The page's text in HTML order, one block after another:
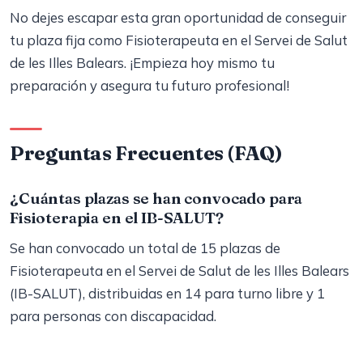
No dejes escapar esta gran oportunidad de conseguir
tu plaza fija como Fisioterapeuta en el Servei de Salut
de les Illes Balears. ¡Empieza hoy mismo tu
preparación y asegura tu futuro profesional!
Preguntas Frecuentes (FAQ)
¿Cuántas plazas se han convocado para
Fisioterapia en el IB-SALUT?
Se han convocado un total de 15 plazas de
Fisioterapeuta en el Servei de Salut de les Illes Balears
(IB-SALUT), distribuidas en 14 para turno libre y 1
para personas con discapacidad.